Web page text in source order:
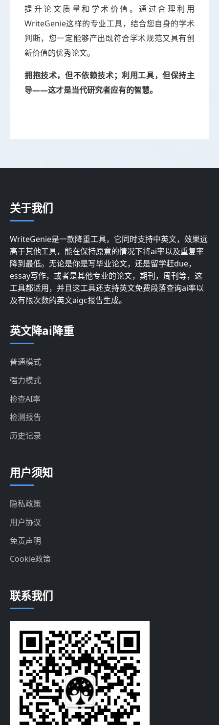
提升论文质量和学术价值。通过合理利用
WriteGenie这样的专业工具，结合您自身的学术
判断，您一定能够产出既符合学术规范又具有创
新价值的优秀论文。
拥抱技术，但不依赖技术；利用工具，但保持主
导——这才是当代研究者应有的智慧。
关于我们
WriteGenie是一款降重工具，它同时支持中英文，效果远
高于其他工具，能在保持原意的情况下将ai率以及重复率
降到最低。无论是你是写毕业论文，还是留学赶due，
essay写作，或者是其他专业的论文，期刊，周刊等，这
工具都适用，并且这工具还支持英文免费段落查询ai率以
及有限次数的英文aigc报告生成。
英文降ai降重
普通模式
强力模式
检查AI率
检测报告
历史记录
用户须知
隐私政策
用户协议
免责声明
Cookie政策
联系我们